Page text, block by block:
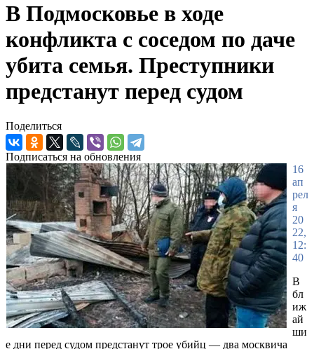
В Подмосковье в ходе
конфликта с соседом по даче
убита семья. Преступники
предстанут перед судом
Поделиться
Подписаться на обновления
16
ап
рел
я
20
22,
12:
40
В
бл
иж
ай
ши
е дни перед судом предстанут трое убийц — два москвича